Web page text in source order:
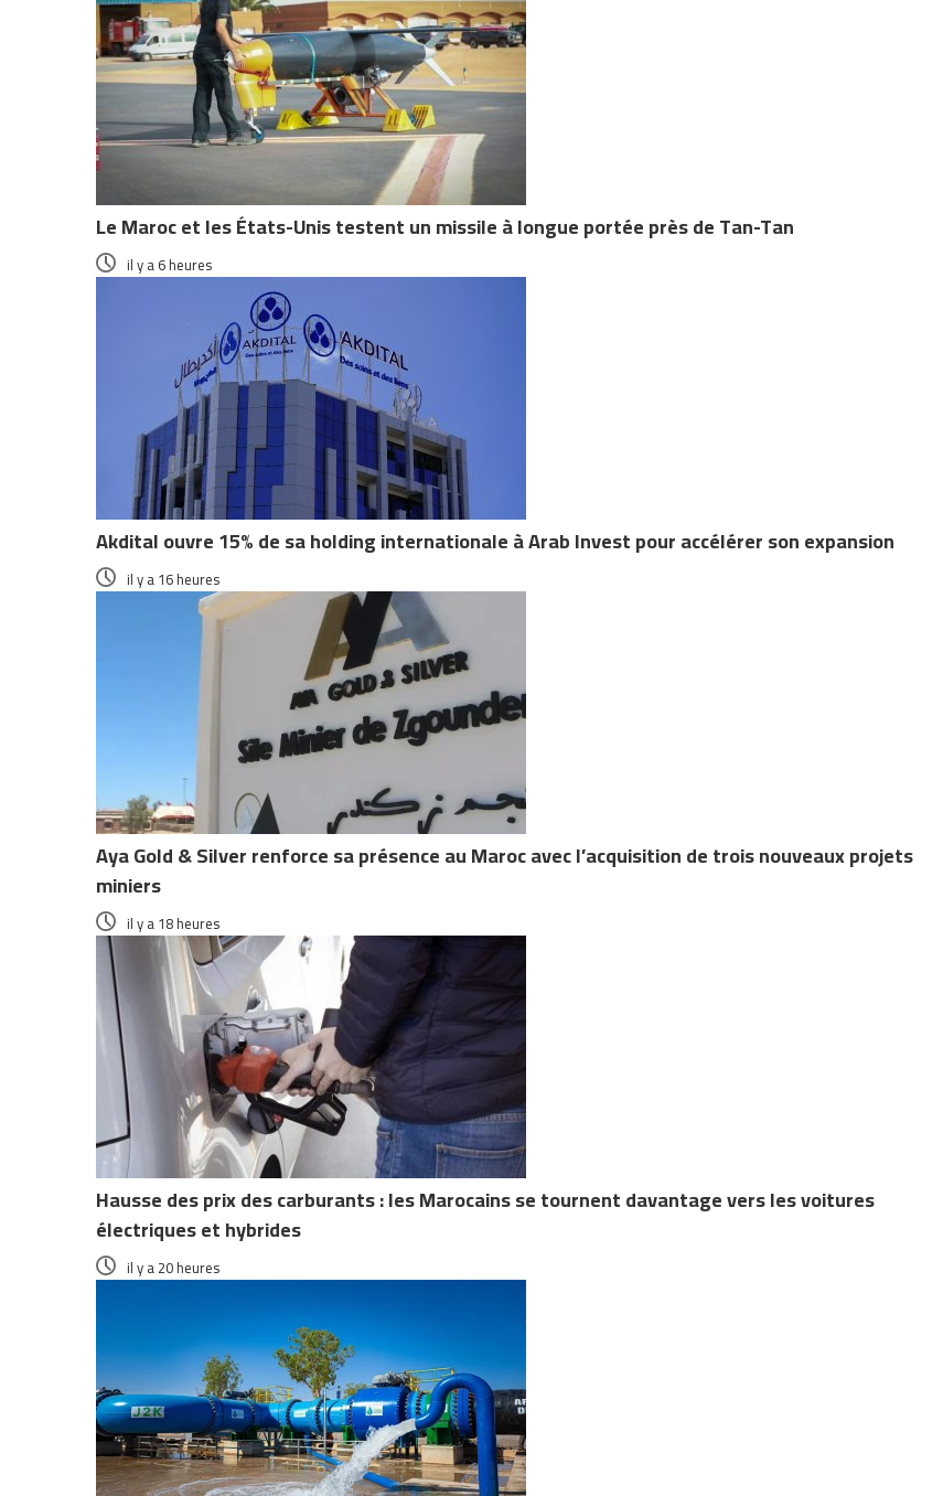
Le Maroc et les États-Unis testent un missile à longue portée près de Tan-Tan
il y a 6 heures
Akdital ouvre 15% de sa holding internationale à Arab Invest pour accélérer son expansion
il y a 16 heures
Aya Gold & Silver renforce sa présence au Maroc avec l’acquisition de trois nouveaux projets
miniers
il y a 18 heures
Hausse des prix des carburants : les Marocains se tournent davantage vers les voitures
électriques et hybrides
il y a 20 heures